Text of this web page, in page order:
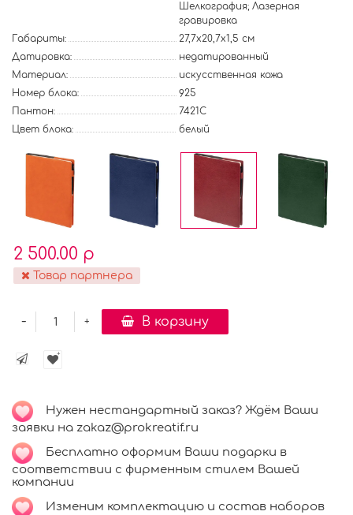
Шелкография; Лазерная
гравировка
Габариты:
27,7х20,7х1,5 см
Датировка:
недатированный
Материал:
искусственная кожа
Номер блока:
925
Пантон:
7421C
Цвет блока:
белый
2 500.00 р
Товар партнера
+
- В корзину
Нужен нестандартный заказ? Ждём Ваши
заявки на zakaz@prokreatif.ru
Бесплатно оформим Ваши подарки в
соответствии с фирменным стилем Вашей
компании
Изменим комплектацию и состав наборов